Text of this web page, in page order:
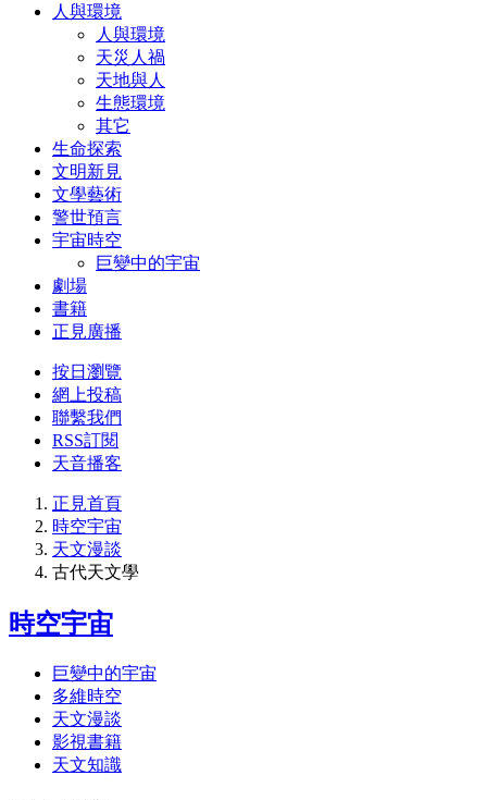
人與環境
人與環境
天災人禍
天地與人
生態環境
其它
生命探索
文明新見
文學藝術
警世預言
宇宙時空
巨變中的宇宙
劇場
書籍
正見廣播
按日瀏覽
網上投稿
聯繫我們
RSS訂閱
天音播客
正見首頁
時空宇宙
天文漫談
古代天文學
時空宇宙
巨變中的宇宙
多維時空
天文漫談
影視書籍
天文知識